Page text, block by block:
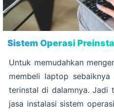
Sistem Operasi
Untuk memudahkan
membeli laptop
terinstal di dalamnya. Jadi
jasa instalasi sistem